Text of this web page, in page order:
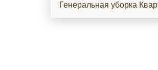
Генеральная уборка